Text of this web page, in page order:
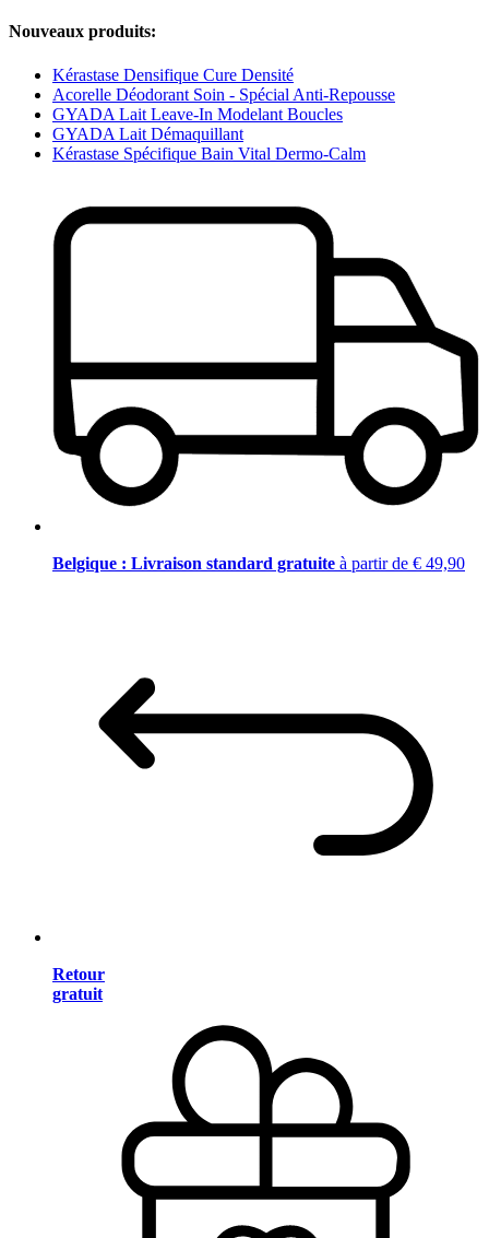
Nouveaux produits:
Kérastase Densifique Cure Densité
Acorelle Déodorant Soin - Spécial Anti-Repousse
GYADA Lait Leave-In Modelant Boucles
GYADA Lait Démaquillant
Kérastase Spécifique Bain Vital Dermo-Calm
Belgique : Livraison standard gratuite à partir de € 49,90
Retour
gratuit